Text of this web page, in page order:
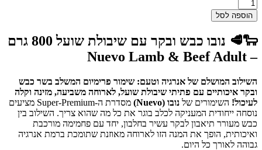
הוספה לסל
🐑🥩 נובו כבש ובקר עם שיבולת שועל 800 גרם
– Nuevo Lamb & Beef Adult
השילוב המושלם של אנרגיה וטעם: שימור פרימיום המשלב בשר כבש
ובקר איכותיים עם פתיתי שיבולת שועל, לארוחה משביעה, מזינה וקלה
לעיכול! השימורים של נובו (Nuevo)
מסדרת ה-Super-Premium מציעים
נוסחה ייחודית המעניקה לכלב בוגר את כל מה שהוא צריך. השילוב בין
כבש מעורר תיאבון לבקר עשיר בחלבון, יחד עם פחמימה מורכבת
ואיכותית, הופך את המנה הזו לארוחה מאוזנת שתומכת ברמת אנרגיה
גבוהה לאורך כל היום.